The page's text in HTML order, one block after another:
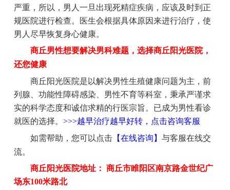
严重，所以，男人一旦出现死精症疾病，应该及时到正
规医院进行检查。医生会根据具体原因来进行治疗，使
男人尽早恢复身心健康。
商丘男性想要解决男科难题，选择商丘阳光医院，
还您健康
商丘阳光医院是以解决男性生殖健康问题为主，前
列腺、功能性障碍感染、男性不育等科室，秉承严谨求
实的科学态度和诚信求精的行医宗旨。已成为男性看诊
就医的选择。 >>>越早治疗越早好转，点击咨询客服
如需帮助，您可以点击【在线咨询】 与客服在线交
流。
商丘阳光医院地址： 商丘市睢阳区南京路金世纪广
场东100米路北